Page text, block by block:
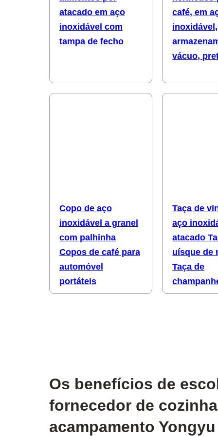
atacado em aço
inoxidável com
tampa de fecho
café, em
vácuo,
Copo de aço
inoxidável a granel
com palhinha
Copos de café para
automóvel
portáteis
Taça de
aço
atacado
uísque de
Taça de
Os benefícios de
fornecedor de
acampamento Yongyu